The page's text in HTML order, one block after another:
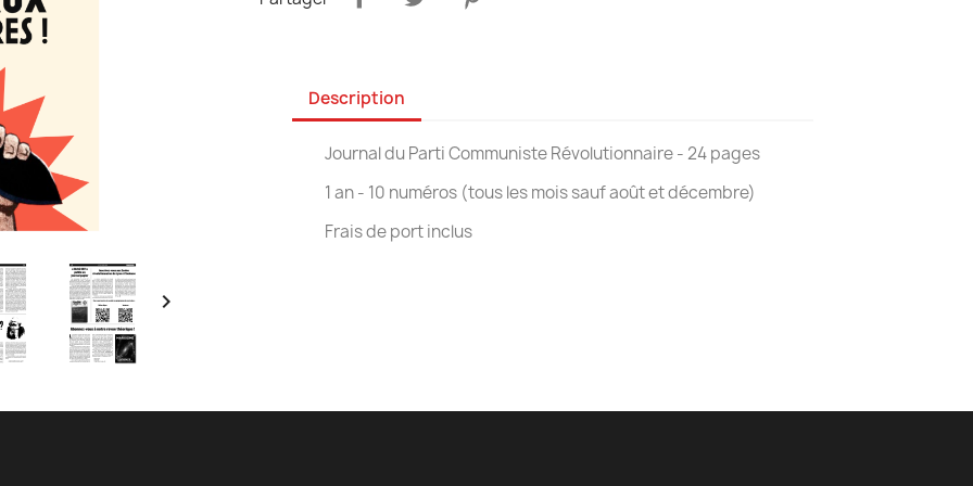

Description
Journal du Parti Communiste Révolutionnaire - 24 pages
1 an - 10 numéros (tous les mois sauf août et décembre)
Frais de port inclus